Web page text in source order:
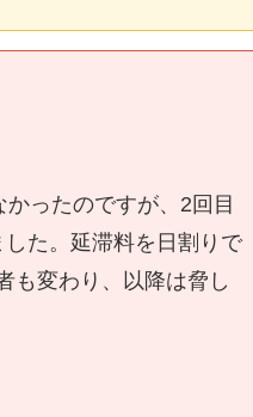
ったのですが、2回目
た。延滞料を日割りで
も変わり、以降は脅し